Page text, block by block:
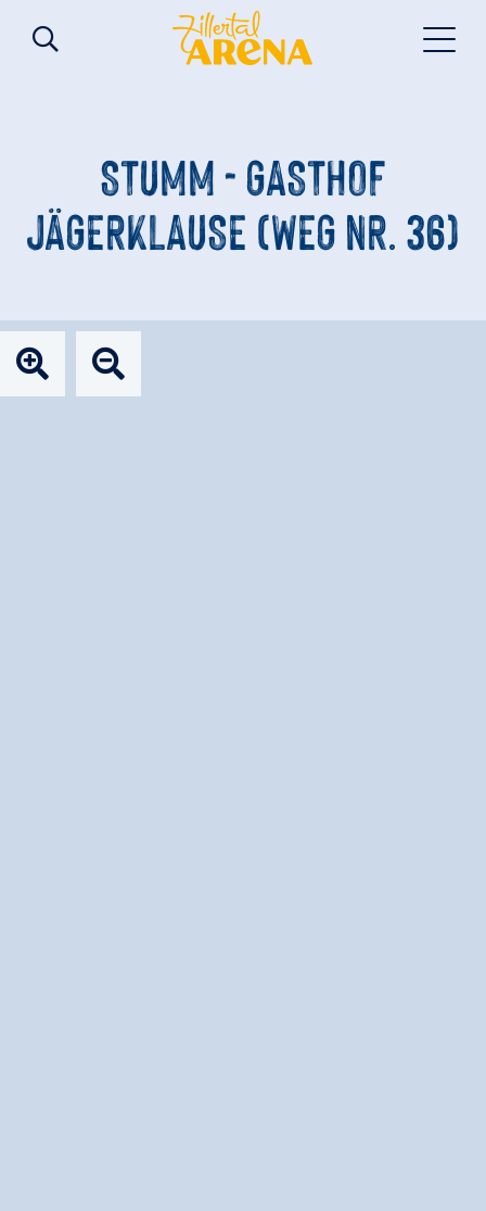
STUMM - GASTHOF
JÄGERKLAUSE (WEG NR. 36)